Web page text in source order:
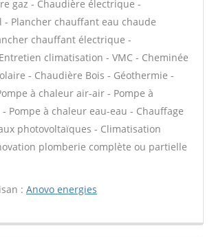
gaz - Chaudière électrique -
- Plancher chauffant eau chaude
chauffant électrique -
climatisation - VMC - Cheminée
- Chaudière Bois - Géothermie -
à chaleur air-air - Pompe à
Pompe à chaleur eau-eau - Chauffage
photovoltaïques - Climatisation
plomberie complète ou partielle
: Anovo energies